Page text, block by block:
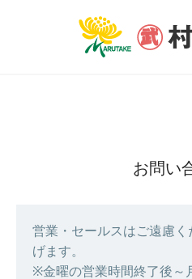
お問い
営業・セールスはご遠慮
げます。
※金曜の営業時間終了後～